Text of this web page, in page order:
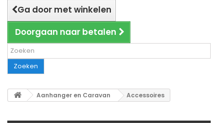
Ga door met winkelen
Doorgaan naar betalen
Zoeken
Aanhanger en Caravan Accessoires